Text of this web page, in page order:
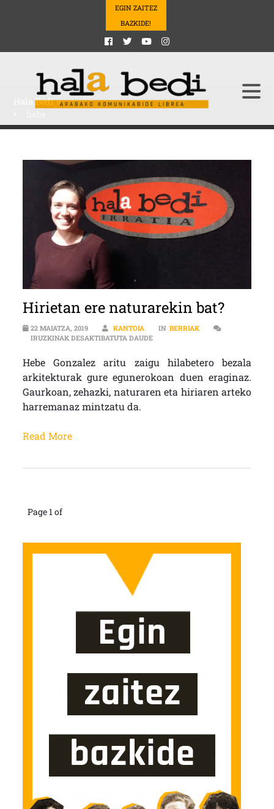
EGIN ZAITEZ
BAZKIDE!
Hala Bedi>
Hirietan ere naturarekin bat?
22 MAIATZA, 2019 KANTOIA IN BERRIAK
IRUZKINAK DESAKTIBATUTA DAUDEHIRIETAN ERE NATURAREKIN BAT?
Hebe Gonzalez aritu zaigu hilabetero bezala
arkitekturak gure egunerokoan duen eraginaz.
Gaurkoan, zehazki, naturaren eta hiriaren arteko
harremanaz mintzatu da.
Read More
Page 1 of